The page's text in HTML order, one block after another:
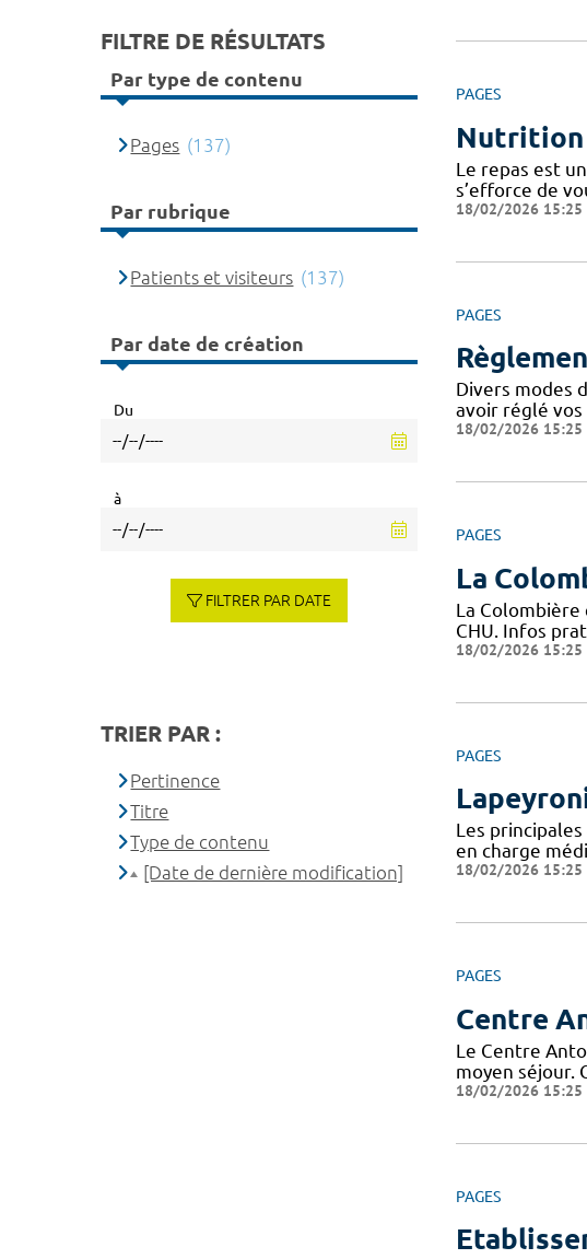
PAGES
Nutrition
Le repas est
s’efforce de
18/02/2026 15:25
PAGES
Divers modes
avoir réglé
18/02/2026 15:25
PAGES
La
La
CHU. Infos
18/02/2026 15:25
PAGES
Les
en charge
18/02/2026 15:25
PAGES
Centre
Le Centre
moyen séjour.
18/02/2026 15:25
PAGES
FILTRE DE RÉSULTATS
Par type de contenu
Pages (137)
Par rubrique
Patients et visiteurs (137)
Par date de création
Du
à
FILTRER PAR DATE
TRIER PAR :
Pertinence
Titre
Type de contenu
[Date de dernière modification]